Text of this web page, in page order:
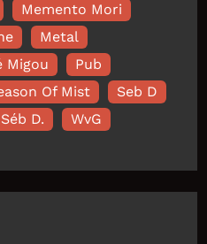
Memento Mori
Metal
Migou
Pub
Of Mist
Seb D
Séb D. WvG